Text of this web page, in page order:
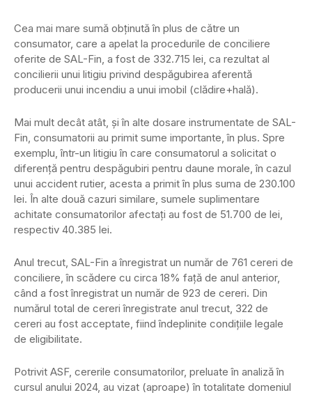
Cea mai mare sumă obținută în plus de către un
consumator, care a apelat la procedurile de conciliere
oferite de SAL-Fin, a fost de 332.715 lei, ca rezultat al
concilierii unui litigiu privind despăgubirea aferentă
producerii unui incendiu a unui imobil (clădire+hală).
Mai mult decât atât, și în alte dosare instrumentate de SAL-
Fin, consumatorii au primit sume importante, în plus. Spre
exemplu, într-un litigiu în care consumatorul a solicitat o
diferență pentru despăgubiri pentru daune morale, în cazul
unui accident rutier, acesta a primit în plus suma de 230.100
lei. În alte două cazuri similare, sumele suplimentare
achitate consumatorilor afectați au fost de 51.700 de lei,
respectiv 40.385 lei.
Anul trecut, SAL-Fin a înregistrat un număr de 761 cereri de
conciliere, în scădere cu circa 18% față de anul anterior,
când a fost înregistrat un număr de 923 de cereri. Din
numărul total de cereri înregistrate anul trecut, 322 de
cereri au fost acceptate, fiind îndeplinite condițiile legale
de eligibilitate.
Potrivit ASF, cererile consumatorilor, preluate în analiză în
cursul anului 2024, au vizat (aproape) în totalitate domeniul